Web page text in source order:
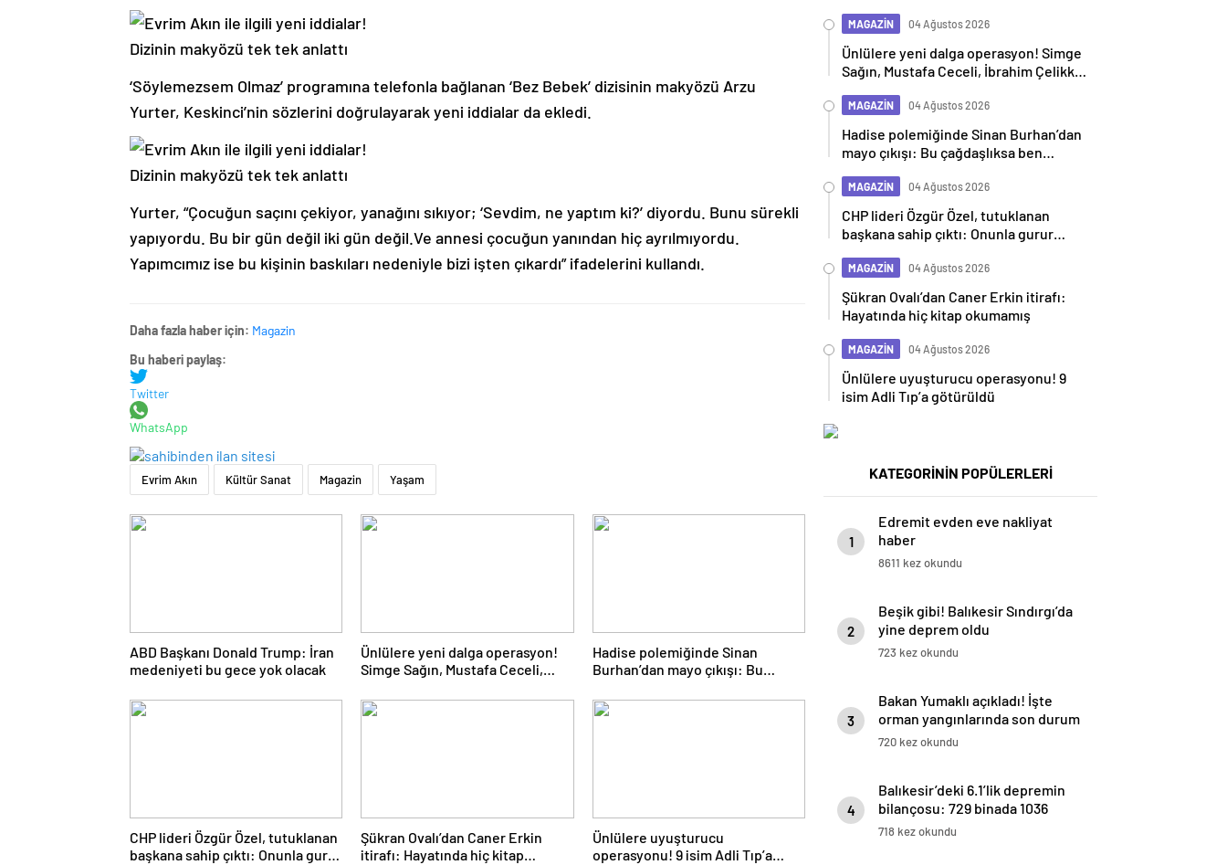
‘Söylemezsem Olmaz’ programına telefonla bağlanan ‘Bez Bebek’ dizisinin makyözü Arzu
Yurter, Keskinci’nin sözlerini doğrulayarak yeni iddialar da ekledi.
Yurter, “Çocuğun saçını çekiyor, yanağını sıkıyor; ‘Sevdim, ne yaptım ki?’ diyordu. Bunu sürekli
yapıyordu. Bu bir gün değil iki gün değil.Ve annesi çocuğun yanından hiç ayrılmıyordu.
Yapımcımız ise bu kişinin baskıları nedeniyle bizi işten çıkardı” ifadelerini kullandı.
Daha fazla haber için: Magazin
Bu haberi paylaş:
Twitter
WhatsApp
Evrim Akın Kültür Sanat Magazin Yaşam
ABD Başkanı Donald Trump: İran
medeniyeti bu gece yok olacak
Ünlülere yeni dalga operasyon!
Simge Sağın, Mustafa Ceceli,
gözaltına alındı
Hadise polemiğinde Sinan
Burhan’dan mayo çıkışı: Bu
CHP lideri Özgür Özel, tutuklanan
başkana sahip çıktı: Onunla gurur
Şükran Ovalı’dan Caner Erkin
itirafı: Hayatında hiç kitap
Ünlülere uyuşturucu
operasyonu! 9 isim Adli Tıp’a
MAGAZİN 04 Ağustos 2026
Ünlülere yeni dalga operasyon! Simge
Sağın, Mustafa Ceceli, İbrahim Çelikkol
MAGAZİN 04 Ağustos 2026
Hadise polemiğinde Sinan Burhan’dan
mayo çıkışı: Bu çağdaşlıksa ben
MAGAZİN 04 Ağustos 2026
CHP lideri Özgür Özel, tutuklanan
başkana sahip çıktı: Onunla gurur
MAGAZİN 04 Ağustos 2026
Şükran Ovalı’dan Caner Erkin itirafı:
Hayatında hiç kitap okumamış
MAGAZİN 04 Ağustos 2026
Ünlülere uyuşturucu operasyonu! 9
isim Adli Tıp’a götürüldü
KATEGORİNİN POPÜLERLERİ
1
Edremit evden eve nakliyat
haber
8611 kez okundu
2
Beşik gibi! Balıkesir Sındırgı’da
yine deprem oldu
723 kez okundu
3
Bakan Yumaklı açıkladı! İşte
orman yangınlarında son durum
720 kez okundu
4
Balıkesir’deki 6.1’lik depremin
bilançosu: 729 binada 1036
bağımsız bölüm ağır hasarlı
718 kez okundu